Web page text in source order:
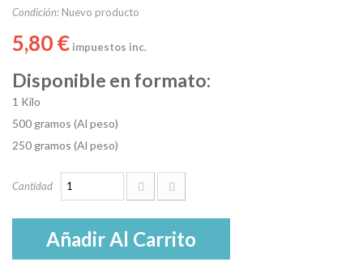
Condición: Nuevo producto
5,80 € impuestos inc.
Disponible en formato:
1 Kilo
500 gramos (Al peso)
250 gramos (Al peso)
Cantidad
Añadir Al Carrito